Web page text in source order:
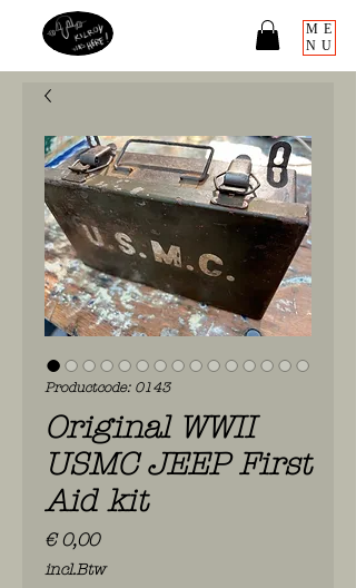
ME
NU
Productcode: 0143
Original WWII
USMC JEEP First
Aid kit
€ 0,00Prijs
incl.Btw